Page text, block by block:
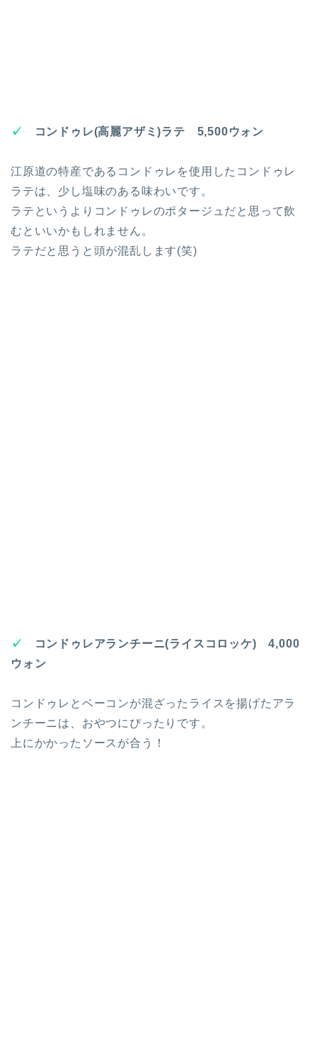
✓ コンドゥレ(高麗アザミ)ラテ 5,500ウォン
江原道の特産であるコンドゥレを使用したコンドゥレ
ラテは、少し塩味のある味わいです。
ラテというよりコンドゥレのポタージュだと思って飲
むといいかもしれません。
ラテだと思うと頭が混乱します(笑)
✓
コンドゥレアランチーニ(ライスコロッケ) 4,000
ウォン
コンドゥレとベーコンが混ざったライスを揚げたアラ
ンチーニは、おやつにぴったりです。
上にかかったソースが合う！